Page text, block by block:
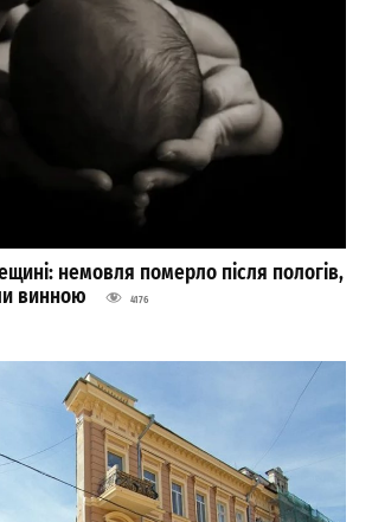
немовля померло після пологів,
винною
4176